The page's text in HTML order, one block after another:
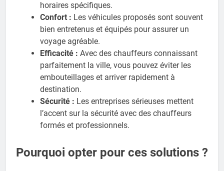
horaires spécifiques.
Confort : Les véhicules proposés sont souvent
bien entretenus et équipés pour assurer un
voyage agréable.
Efficacité : Avec des chauffeurs connaissant
parfaitement la ville, vous pouvez éviter les
embouteillages et arriver rapidement à
destination.
Sécurité : Les entreprises sérieuses mettent
l’accent sur la sécurité avec des chauffeurs
formés et professionnels.
Pourquoi opter pour ces solutions ?